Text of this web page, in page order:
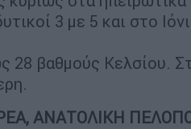
3 με 5 και στο
28 βαθμούς Κελσίου.
ΑΝΑΤΟΛΙΚΗ